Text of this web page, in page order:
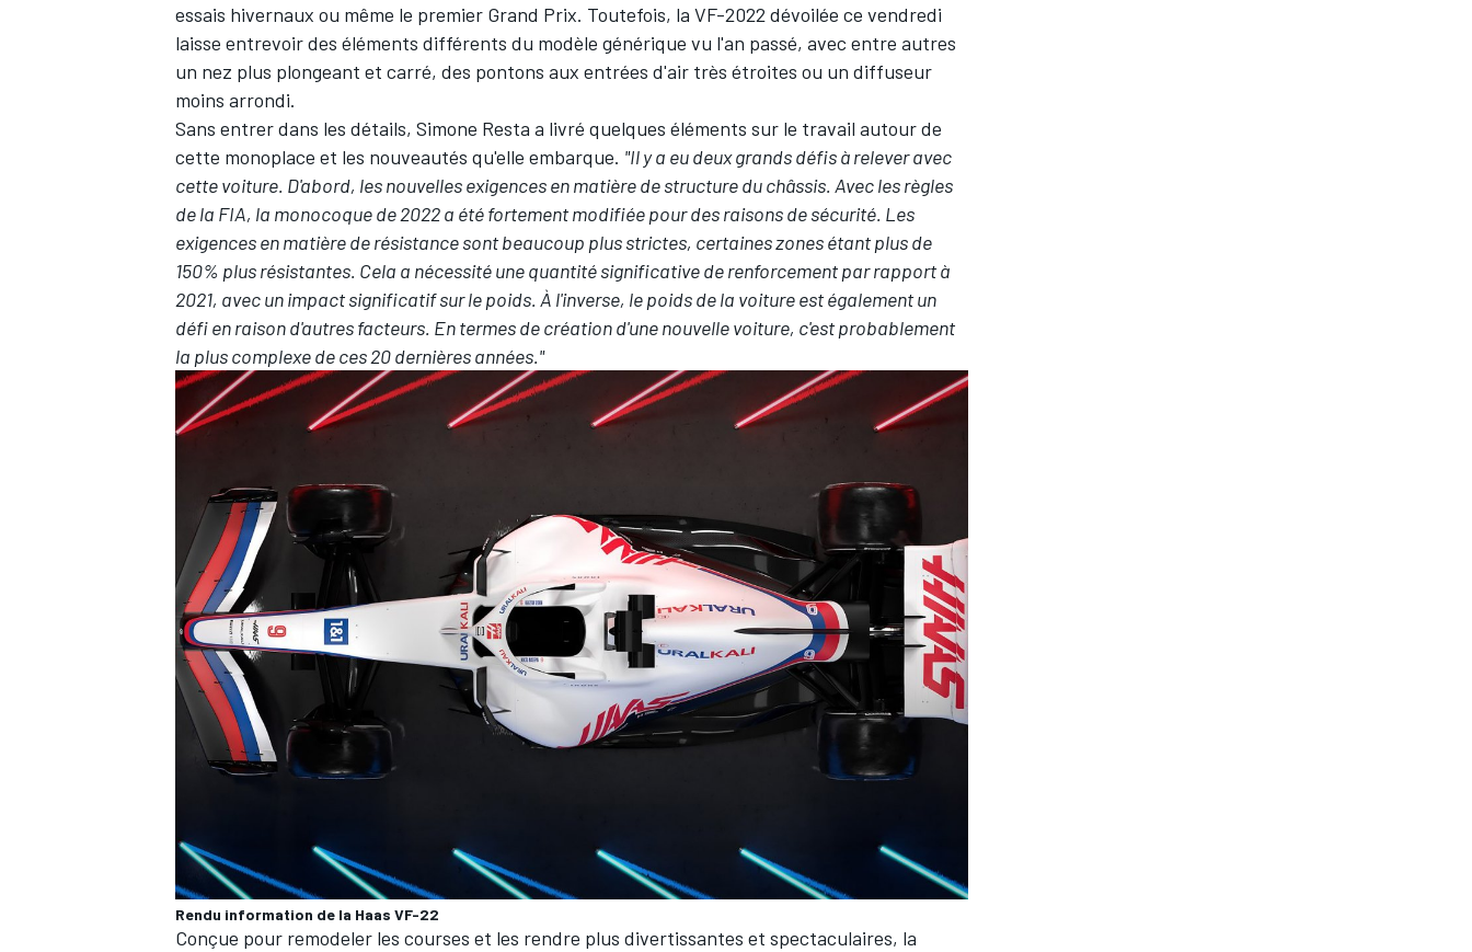
essais hivernaux ou même le premier Grand Prix. Toutefois, la VF-2022 dévoilée ce vendredi
laisse entrevoir des éléments différents du modèle générique vu l'an passé, avec entre autres
un nez plus plongeant et carré, des pontons aux entrées d'air très étroites ou un diffuseur
moins arrondi.
Sans entrer dans les détails, Simone Resta a livré quelques éléments sur le travail autour de
cette monoplace et les nouveautés qu'elle embarque. "Il y a eu deux grands défis à relever avec
cette voiture. D'abord, les nouvelles exigences en matière de structure du châssis. Avec les règles
de la FIA, la monocoque de 2022 a été fortement modifiée pour des raisons de sécurité. Les
exigences en matière de résistance sont beaucoup plus strictes, certaines zones étant plus de
150% plus résistantes. Cela a nécessité une quantité significative de renforcement par rapport à
2021, avec un impact significatif sur le poids. À l'inverse, le poids de la voiture est également un
défi en raison d'autres facteurs. En termes de création d'une nouvelle voiture, c'est probablement
la plus complexe de ces 20 dernières années."
Rendu information de la Haas VF-22
Conçue pour remodeler les courses et les rendre plus divertissantes et spectaculaires, la